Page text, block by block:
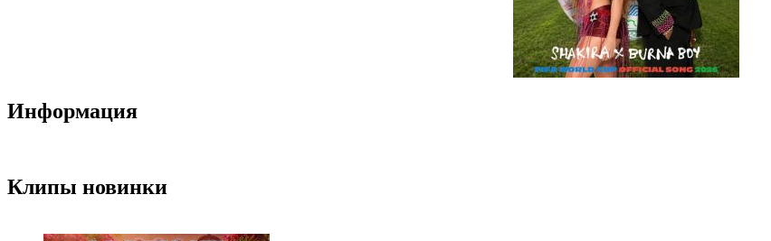
Информация
Клипы новинки